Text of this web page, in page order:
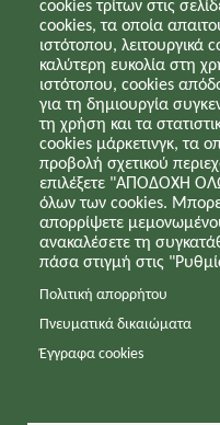
cookies τρίτων στις
cookies, τα οποία
ιστότοπου, λειτουργικά
καλύτερη ευκολία στη
ιστότοπου, cookies
για τη δημιουργία
τη χρήση και τα
cookies μάρκετινγκ, τα
προβολή σχετικού
επιλέξετε "ΑΠΟΔΟΧΗ
όλων των cookies.
απορρίψετε
ανακαλέσετε τη
πάσα στιγμή στις
Πολιτική απορρήτου
Πνευματικά δικαιώματα
Έγγραφα cookies
PROJECTS - NEWS
CONTACT
Privacy policy -
SUBSCRIBE TO
Join our newsletter to
news.